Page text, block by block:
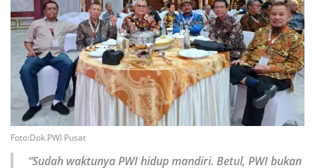
Foto:Dok.PWI Pusat
“Sudah waktunya PWI hidup mandiri. Betul, PWI bukan